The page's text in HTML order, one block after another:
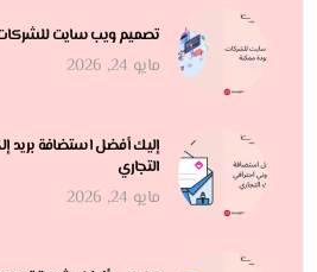
تصميم ويب سايت
مايو 24, 2026
إليك أفضل استضافة بريد
التجاري
مايو 24, 2026